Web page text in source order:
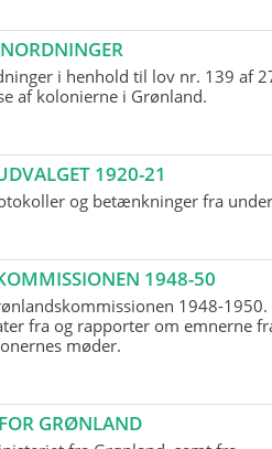
i henhold til lov nr. 139 af
af kolonierne i Grønland.
1920-21
og betænkninger fra
1948-50
1948-1950.
fra og rapporter om emnerne
møder.
GRØNLAND